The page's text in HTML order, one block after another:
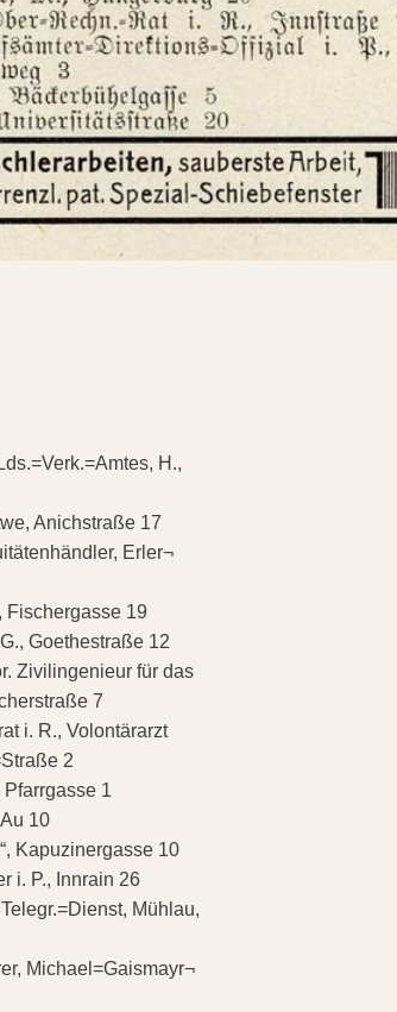
H.,
Anichstraße 17
Erler¬
Fischergasse 19
Goethestraße 12
Zivilingenieur für das
7
i. R., Volontärarzt
2
1
10
Kapuzinergasse 10
i. P., Innrain 26
Mühlau,
Michael=Gaismayr¬